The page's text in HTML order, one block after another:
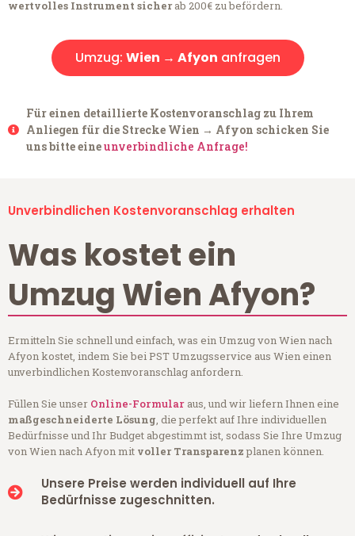
wertvolles Instrument sicherab 200€ zu befördern.
Umzug: Wien → Afyon anfragen
Für einen detaillierte Kostenvoranschlag zu Ihrem
Anliegen für die Strecke Wien → Afyon schicken Sie
uns bitte eineunverbindliche Anfrage!
Unverbindlichen Kostenvoranschlag erhalten
Was kostet ein
Umzug Wien Afyon?
Ermitteln Sie schnell und einfach, was ein Umzug von Wien nach
Afyon kostet, indem Sie bei PST Umzugsservice aus Wien einen
unverbindlichen Kostenvoranschlag anfordern.
Füllen Sie unser Online-Formular aus, und wir liefern Ihnen eine
maßgeschneiderte Lösung, die perfekt auf Ihre individuellen
Bedürfnisse und Ihr Budget abgestimmt ist, sodass Sie Ihre Umzug
von Wien nach Afyon mit voller Transparenzplanen können.
Unsere Preise werden individuell auf Ihre
Bedürfnisse zugeschnitten.